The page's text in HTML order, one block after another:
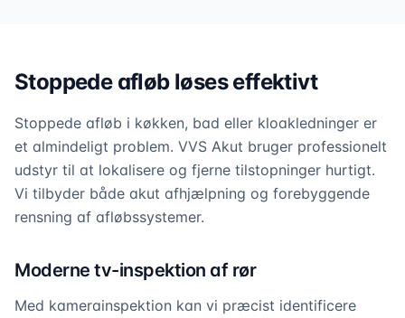
Stoppede afløb løses effektivt
Stoppede afløb i køkken, bad eller kloakledninger er
et almindeligt problem. VVS Akut bruger professionelt
udstyr til at lokalisere og fjerne tilstopninger hurtigt.
Vi tilbyder både akut afhjælpning og forebyggende
rensning af afløbssystemer.
Moderne tv-inspektion af rør
Med kamerainspektion kan vi præcist identificere